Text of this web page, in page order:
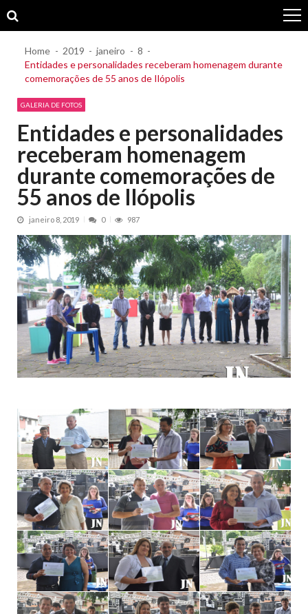
to
to
Home 2019 janeiro
8
Entidades e personalidades receberam homenagem durante
comemorações de 55 anos de Ilópolis
GALERIA DE FOTOS
Entidades e personalidades
receberam homenagem
durante comemorações de
55 anos de Ilópolis
janeiro 8, 2019 0 987